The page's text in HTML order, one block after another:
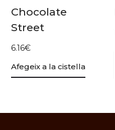
Chocolate
Street
6.16€
Afegeix a la cistella